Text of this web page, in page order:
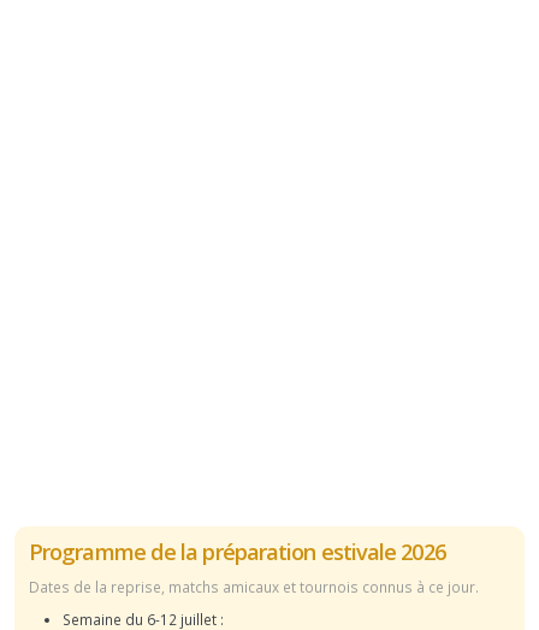
Programme de la préparation estivale 2026
Dates de la reprise, matchs amicaux et tournois connus à ce jour.
Semaine du 6-12 juillet :